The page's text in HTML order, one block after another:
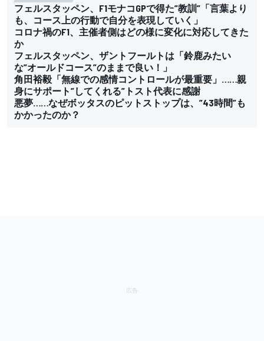
フェルスタッペン、F1モナコGPで得た”教訓”「言葉より
も、コース上の行動で自分を表現していく」
コロナ禍のF1、主催者側はどの様に変化に対応してきた
か
フェルスタッペン、ザントフールトは「鈴鹿みたい
な”オールドコース”のままで良い！」
角田裕毅「無線での感情コントロールが最重要」……親
身にサポート”してくれる”トスト代表に感謝
悪夢……なぜボッタスのピットストップは、”43時間”も
かかったのか？